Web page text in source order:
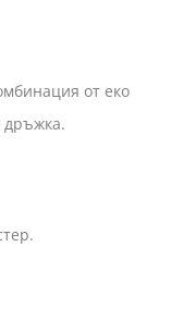
от еко
дръжка.